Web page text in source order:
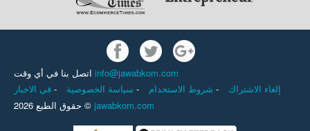
info@jawabkom.com
- - -
إلغاء الاشتراك
حقوق الطبع 2026 © jawabkom.com